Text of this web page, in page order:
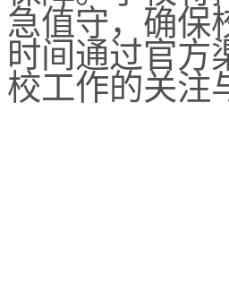
急值守，确保
时间通过官方
校工作的关注